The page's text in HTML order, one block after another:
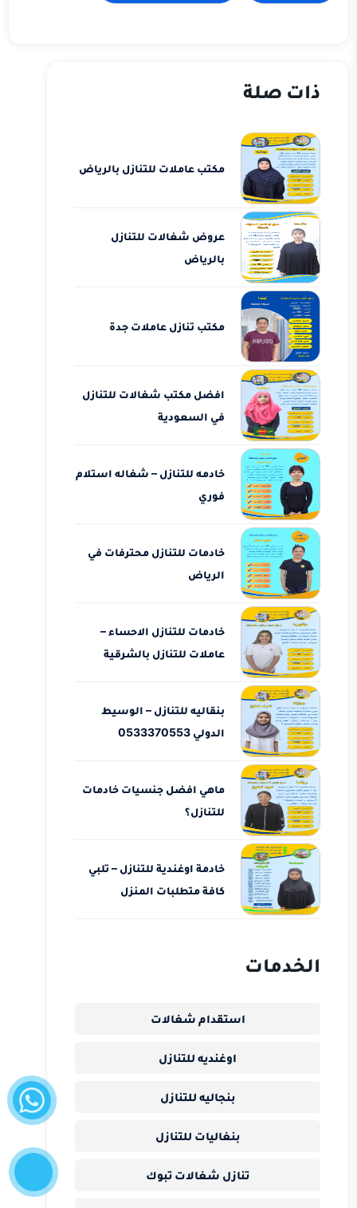
ذات صلة
مكتب عاملات للتنازل بالرياض
عروض شغالات للتنازل
بالرياض
مكتب تنازل عاملات جدة
افضل مكتب شغالات للتنازل
في السعودية
خادمه للتنازل – شغاله استلام
فوري
خادمات للتنازل محترفات في
الرياض
خادمات للتنازل الاحساء –
عاملات للتنازل بالشرقية
بنقاليه للتنازل – الوسيط
الدولي 0533370553
ماهي افضل جنسيات خادمات
للتنازل؟
خادمة اوغندية للتنازل – تلبي
كافة متطلبات المنزل
الخدمات
استقدام شغالات
اوغنديه للتنازل
بنجاليه للتنازل
بنغاليات للتنازل
تنازل شغالات تبوك
واتساب
الآن